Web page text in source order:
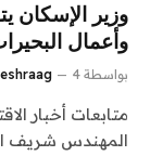
وزير الإسكان
وأعمال
بواسطة eshraag 4 فبراير، 2025
متابعات أخبار
المهندس شريف